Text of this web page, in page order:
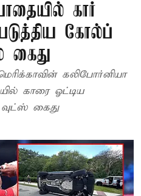
கார்
கோல்ப்
கைது
கலிபோர்னியா
காரை ஓட்டிய
கைது